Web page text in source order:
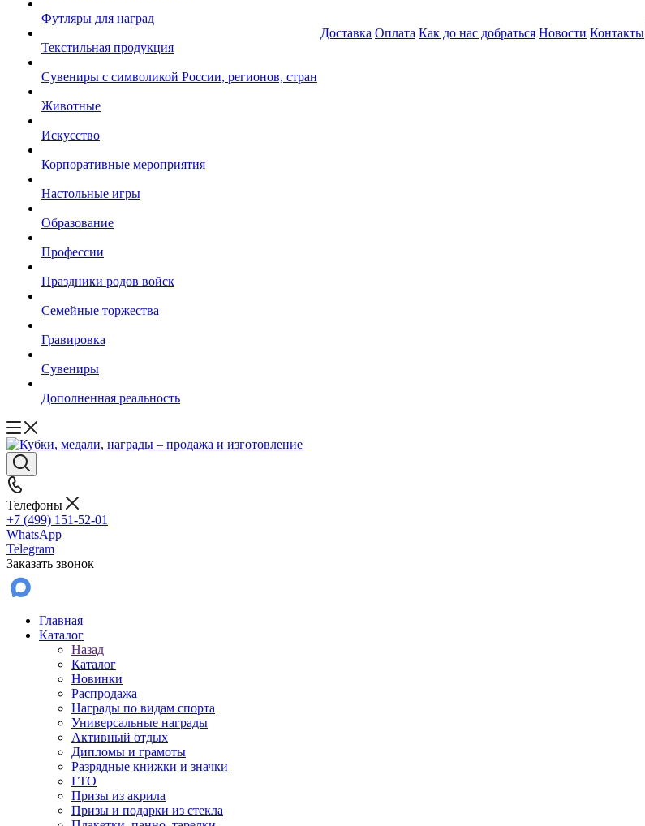
Футляры для наград
Текстильная продукция
Сувениры с символикой России, регионов, стран
Животные
Искусство
Корпоративные мероприятия
Настольные игры
Образование
Профессии
Праздники родов войск
Семейные торжества
Гравировка
Сувениры
Дополненная реальность
Доставка Оплата Как до нас добраться Новости Контакты
Телефоны
+7 (499) 151-52-01
WhatsApp
Telegram
Заказать звонок
Главная
Каталог
Назад
Каталог
Новинки
Распродажа
Награды по видам спорта
Универсальные награды
Активный отдых
Дипломы и грамоты
Разрядные книжки и значки
ГТО
Призы из акрила
Призы и подарки из стекла